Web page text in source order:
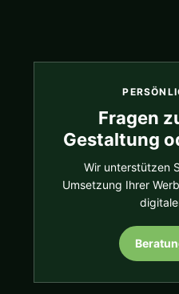
Fragen
Gestaltung
Wir unterstützen
Umsetzung Ihrer